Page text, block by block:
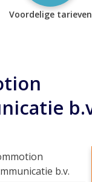
Voordelige tarieven
b.v.